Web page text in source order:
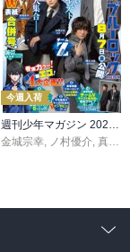
今週入荷
金城宗幸
ノ村優介 真島ヒロ